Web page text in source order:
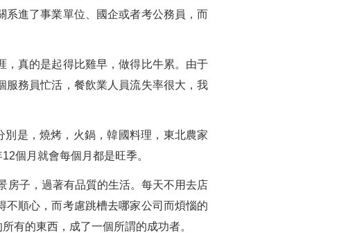
進了事業單位、國企或者考公務員，而
，真的是起得比雞早，做得比牛累。由于
務員忙活，餐飲業人員流失率很大，我
是，燒烤，火鍋，韓國料理，東北農家
個月就會每個月都是旺季。
房子，過著有品質的生活。每天不用去店
順心，而考慮跳槽去哪家公司而煩惱的
有的東西，成了一個所謂的成功者。